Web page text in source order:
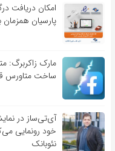
امکان دریافت
پارسیان همزمان
مارک زاکربرگ:
ساخت متاورس
آی‌تی‌ساز در
خود رونمایی
نئوبانک